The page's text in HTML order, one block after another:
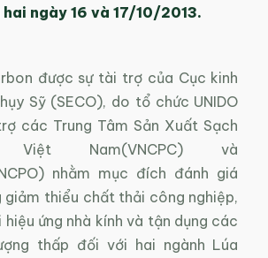
ngày 16 và 17/10/2013.
được sự tài trợ của Cục kinh
Sỹ (SECO), do tổ chức UNIDO
các Trung Tâm Sản Xuất Sạch
Nam(VNCPC) và
nhằm mục đích đánh giá
giảm thiểu chất thải công nghiệp,
ứng nhà kính và tận dụng các
thấp đối với hai ngành Lúa